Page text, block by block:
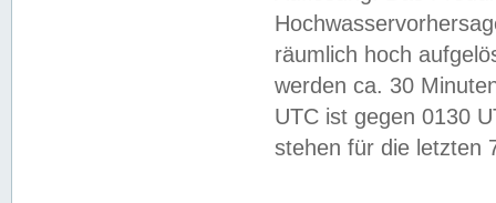
räumlich hoch
werden ca. 30
UTC ist gegen 0130
stehen für die letzten